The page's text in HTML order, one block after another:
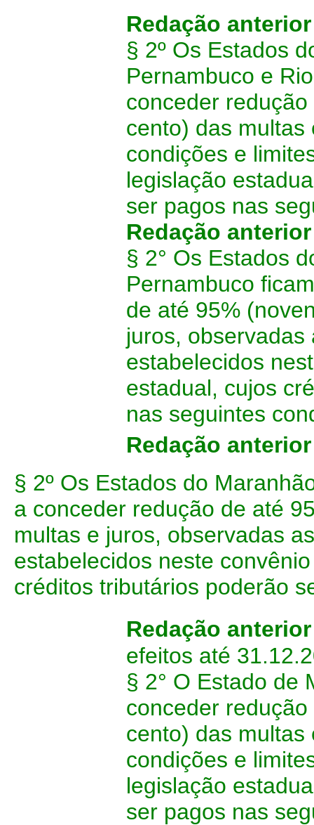
Redação
§ 2º Os Estados
Pernambuco e
conceder
cento) das
condições e
legislação
ser pagos nas
Redação
§ 2° Os Estados
Pernambuco
de até 95%
juros,
estabelecidos
estadual, cujos
nas seguintes
Redação
§ 2º Os Estados do
a conceder redução de até
multas e juros, observadas
estabelecidos neste
créditos tributários poderão
Redação
efeitos até
§ 2° O Estado de
conceder
cento) das
condições e
legislação
ser pagos nas